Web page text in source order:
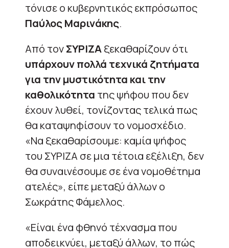
τόνισε ο κυβερνητικός εκπρόσωπος
Παύλος Μαρινάκης.
Από τονΣΥΡΙΖΑξεκαθαρίζουν ότι
υπάρχουν πολλά τεχνικά ζητήματα
για την μυστικότητα και την
καθολικότητα της ψήφου που δεν
έχουν λυθεί, τονίζοντας τελικά πως
θα καταψηφίσουν το νομοσχέδιο.
«Να ξεκαθαρίσουμε: καμία ψήφος
του ΣΥΡΙΖΑ σε μια τέτοια εξέλιξη, δεν
θα συναινέσουμε σε ένα νομοθέτημα
ατελές», είπε μεταξύ άλλων ο
Σωκράτης Φάμελλος.
«Είναι ένα φθηνό τέχνασμα που
αποδεικνύει, μεταξύ άλλων, το πώς